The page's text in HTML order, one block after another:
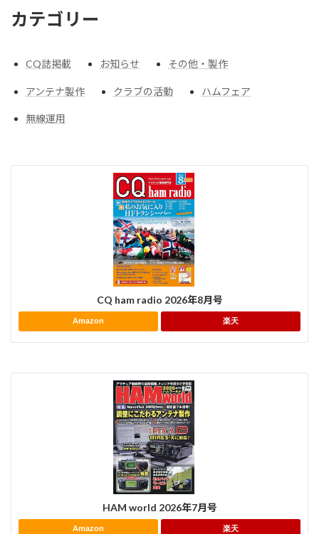
カテゴリー
CQ誌掲載 お知らせ その他・製作
アンテナ製作 クラブの活動 ハムフェア
無線運用
CQ ham radio 2026年8月号
Amazon 楽天
HAM world 2026年7月号
Amazon 楽天